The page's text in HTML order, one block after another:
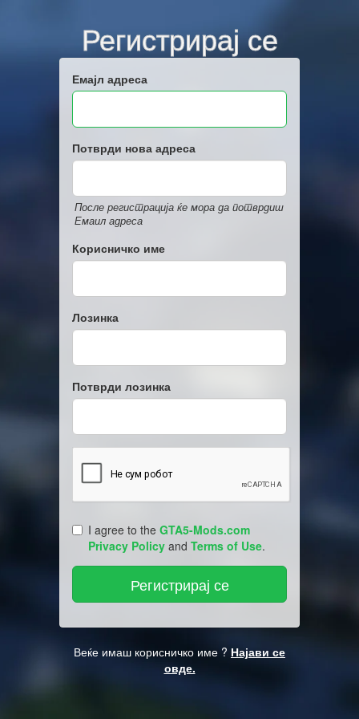
Регистрирај се
Емајл адреса
Потврди нова адреса
После регистрација ќе мора да потврдиш
Емаил адреса
Корисничко име
Лозинка
Потврди лозинка
I agree to the GTA5-Mods.com
Privacy Policy and Terms of Use.
Веќе имаш корисничко име ? Најави се
овде.